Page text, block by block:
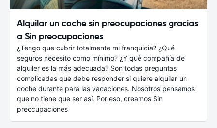
Alquilar un coche sin preocupaciones gracias
a Sin preocupaciones
¿Tengo que cubrir totalmente mi franquicia? ¿Qué
seguros necesito como mínimo? ¿Y qué compañía de
alquiler es la más adecuada? Son todas preguntas
complicadas que debe responder si quiere alquilar un
coche durante para las vacaciones. Nosotros pensamos
que no tiene que ser así. Por eso, creamos Sin
preocupaciones